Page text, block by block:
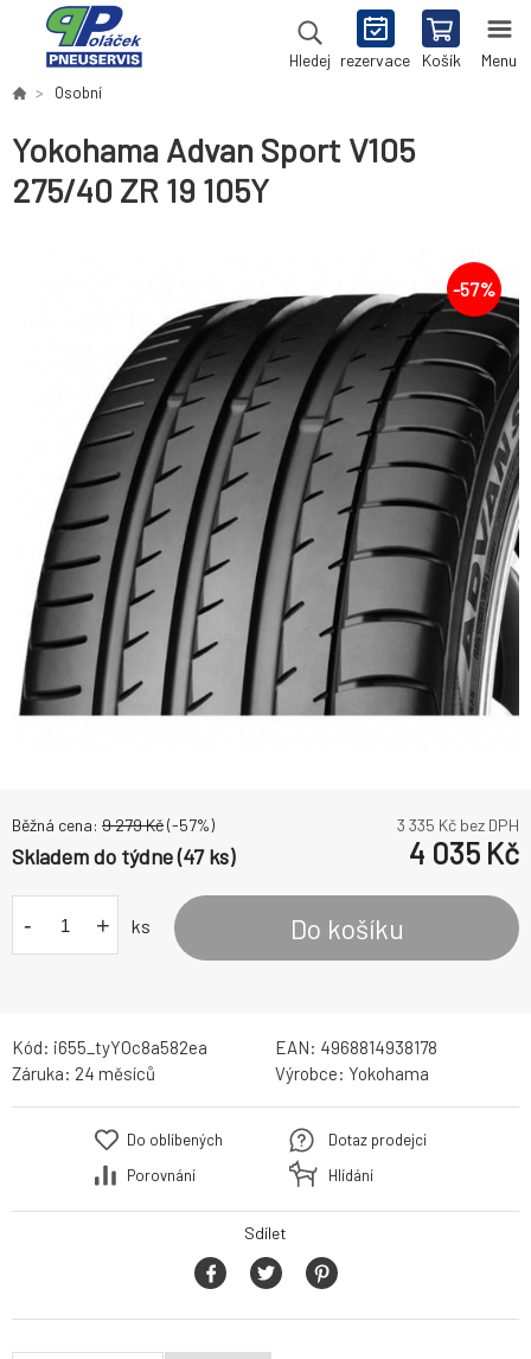
Hledej rezervace Košík Menu
Osobní
Yokohama Advan Sport V105
275/40 ZR 19 105Y
-57%
Běžná cena: 9 279Kč(-57%) 3 335 Kč bez DPH
Skladem do týdne (47 ks) 4 035 Kč
- + ks Do košíku
Kód: i655_tyYOc8a582ea EAN: 4968814938178
Záruka: 24 měsíců Výrobce: Yokohama
Do oblíbených
Porovnání
Dotaz prodejci
Hlídání
Sdílet